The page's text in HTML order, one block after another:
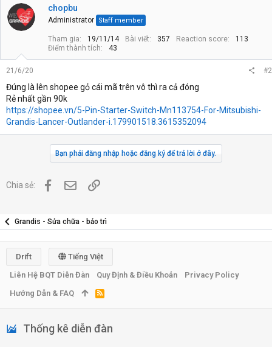
n
s
:
chopbu
Administrator Staff member
Tham gia 19/11/14 Bài viết 357 Reaction score
113
Điểm thành tích
43
21/6/20 #2
Đúng là lên shopee gỏ cái mã trên vô thì ra cả đóng
Rẻ nhất gần 90k
https://shopee.vn/5-Pin-Starter-Switch-Mn113754-For-Mitsubishi-
Grandis-Lancer-Outlander-i.179901518.3615352094
Bạn phải đăng nhập hoặc đăng ký để trả lời ở đây.
Chia sẻ: FacebookĐịa chỉ Email
Link
Grandis - Sửa chữa - bảo trì
Thống kê diễn đàn
Drift
Tiếng Việt
Liên Hệ BQT Diễn Đàn
Quy Định & Điều Khoản
Privacy Policy
Hướng Dẫn & FAQ
R
S